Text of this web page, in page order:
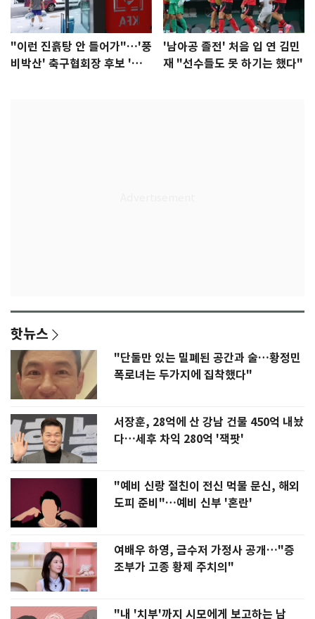
"이런 진흙탕 안 들어가"…'풍
비박산' 축구협회장 후보 '실
'남아공 졸전' 처음 입 연 김민
재 "선수들도 못 하기는 했다"
핫뉴스
"단둘만 있는 밀폐된 공간과 술…황정민
폭로녀는 두가지에 집착했다"
서장훈, 28억에 산 강남 건물 450억 내놨
다…세후 차익 280억 '잭팟'
"예비 신랑 절친이 전신 먹물 문신, 해외
도피 준비"…예비 신부 '혼란'
여배우 하영, 금수저 가정사 공개…"증
조부가 고종 황제 주치의"
"내 '치부'까지 시모에게 보고하는 남